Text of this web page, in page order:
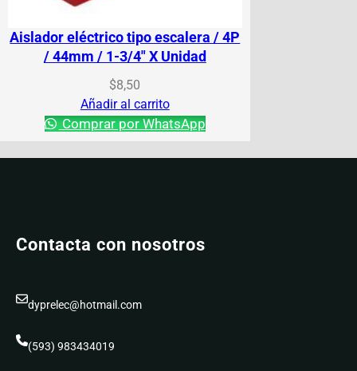
Aislador eléctrico tipo escalera / 4P
/ 44mm / 1-3/4″ X Unidad
$8,50
Añadir al carrito
Comprar por WhatsApp
Contacta con nosotros
dyprelec@hotmail.com
(593) 983434019